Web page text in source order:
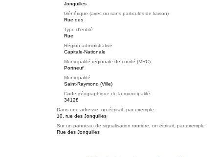
Jonquilles
Générique (avec ou sans particules de liaison)
Rue des
Type d'entité
Rue
Région administrative
Capitale-Nationale
Municipalité régionale de comté (MRC)
Portneuf
Municipalité
Saint-Raymond (Ville)
Code géographique de la municipalité
34128
Dans une adresse, on écrirait, par exemple :
10, rue des Jonquilles
Sur un panneau de signalisation routière, on écrirait, par exemple :
Rue des Jonquilles